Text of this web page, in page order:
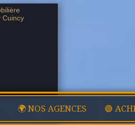
🌍 NOS AGENCES 🟢